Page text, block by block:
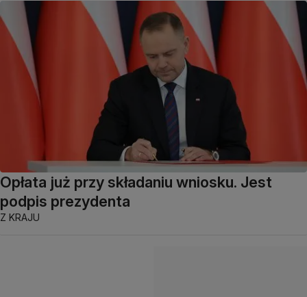
Opłata już przy składaniu wniosku. Jest
podpis prezydenta
Z KRAJU